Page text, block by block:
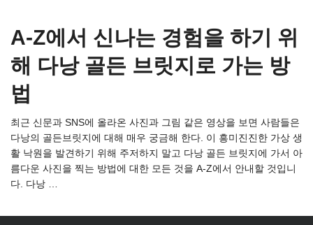
A-Z에서 신나는 경험을 하기 위
해 다낭 골든 브릿지로 가는 방
법
최근 신문과 SNS에 올라온 사진과 그림 같은 영상을 보면 사람들은
다낭의 골든브릿지에 대해 매우 궁금해 한다. 이 흥미진진한 가상 생
활 낙원을 발견하기 위해 주저하지 말고 다낭 골든 브릿지에 가서 아
름다운 사진을 찍는 방법에 대한 모든 것을 A-Z에서 안내할 것입니
다. 다낭 …